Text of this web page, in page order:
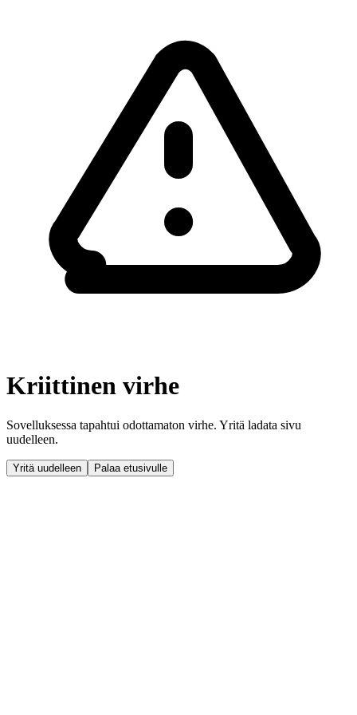
Kriittinen virhe
Sovelluksessa tapahtui odottamaton virhe. Yritä ladata sivu
uudelleen.
Yritä uudelleen Palaa etusivulle